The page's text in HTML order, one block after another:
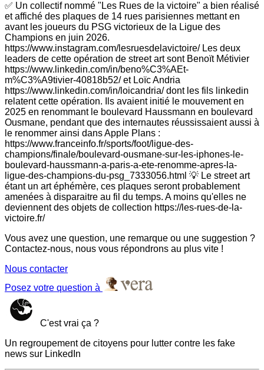
✅ Un collectif nommé "Les Rues de la victoire" a bien réalisé
et affiché des plaques de 14 rues parisiennes mettant en
avant les joueurs du PSG victorieux de la Ligue des
Champions en juin 2026.
https://www.instagram.com/lesruesdelavictoire/ Les deux
leaders de cette opération de street art sont Benoït Métivier
https://www.linkedin.com/in/beno%C3%AEt-
m%C3%A9tivier-40818b52/ et Loïc Andria
https://www.linkedin.com/in/loicandria/ dont les fils linkedin
relatent cette opération. Ils avaient initié le mouvement en
2025 en renommant le boulevard Haussmann en boulevard
Ousmane, pendant que des internautes réussissaient aussi à
le renommer ainsi dans Apple Plans :
https://www.franceinfo.fr/sports/foot/ligue-des-
champions/finale/boulevard-ousmane-sur-les-iphones-le-
boulevard-haussmann-a-paris-a-ete-renomme-apres-la-
ligue-des-champions-du-psg_7333056.html 💡 Le street art
étant un art éphémère, ces plaques seront probablement
amenées à disparaitre au fil du temps. A moins qu'elles ne
deviennent des objets de collection https://les-rues-de-la-
victoire.fr/
Vous avez une question, une remarque ou une suggestion ?
Contactez-nous, nous vous répondrons au plus vite !
Nous contacter
Posez votre question à
C'est vrai ça ?
Un regroupement de citoyens pour lutter contre les fake
news sur LinkedIn